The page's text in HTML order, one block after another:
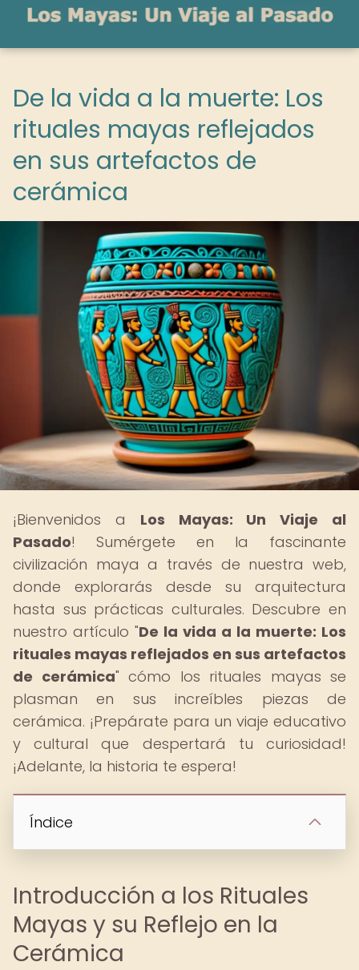
De la vida a la muerte: Los
rituales mayas reflejados
en sus artefactos de
cerámica
¡Bienvenidos a Los Mayas: Un Viaje al
Pasado! Sumérgete en la fascinante
civilización maya a través de nuestra web,
donde explorarás desde su arquitectura
hasta sus prácticas culturales. Descubre en
nuestro artículo "De la vida a la muerte: Los
rituales mayas reflejados en sus artefactos
de cerámica" cómo los rituales mayas se
plasman en sus increíbles piezas de
cerámica. ¡Prepárate para un viaje educativo
y cultural que despertará tu curiosidad!
¡Adelante, la historia te espera!
Índice
Introducción a los Rituales
Mayas y su Reflejo en la
Cerámica